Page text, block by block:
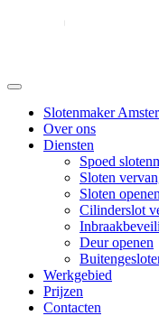
Slotenmaker
Over ons
Diensten
Spoed
Sloten
Sloten openen
Cilinderslot
Deur openen
Werkgebied
Prijzen
Contacten